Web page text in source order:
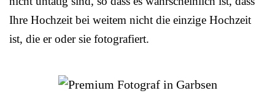
Ihre Hochzeit bei weitem nicht die einzige Hochzeit
ist, die er oder sie fotografiert.